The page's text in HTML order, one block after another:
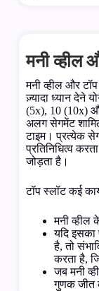
मनी व्हील
मनी व्हील और
ज़्यादा ध्यान देने
(5x), 10 (10x)
अलग सेगमेंट
टाइम। प्रत्येक
प्रतिनिधित्व
जोड़ता है।
टॉप स्लॉट कई
मनी व्हील
यदि इसका
है, तो
करता है,
जब मनी
गुणक जीत